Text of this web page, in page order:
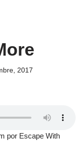
2017
por Escape With